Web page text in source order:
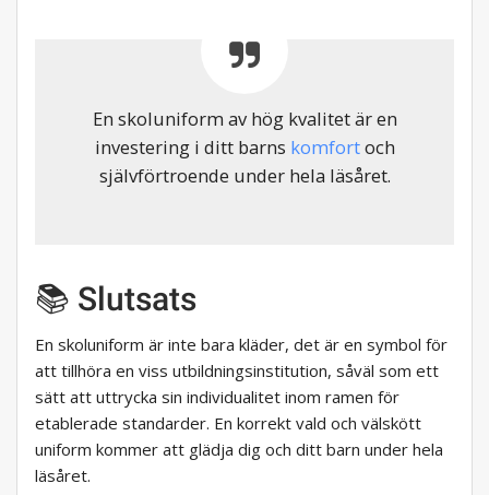
En skoluniform av hög kvalitet är en
investering i ditt barns komfortoch
självförtroende under hela läsåret.
📚 Slutsats
En skoluniform är inte bara kläder, det är en symbol för
att tillhöra en viss utbildningsinstitution, såväl som ett
sätt att uttrycka sin individualitet inom ramen för
etablerade standarder. En korrekt vald och välskött
uniform kommer att glädja dig och ditt barn under hela
läsåret.